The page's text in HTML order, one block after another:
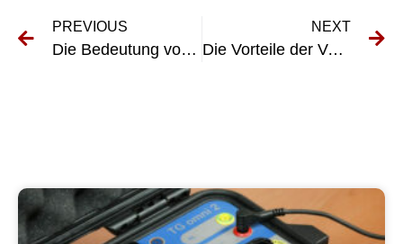
PREVIOUS
Die Bedeutung von E-Checks für die VDE 0100-Konformität verstehen
NEXT
Die Vorteile der Verwendung von E-Check-Wallboxen zum Laden von Elektrofahrzeugen